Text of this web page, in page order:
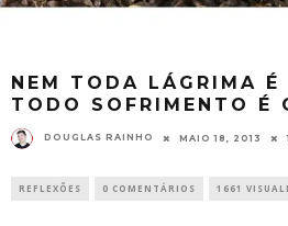
NEM TODA LÁGRIMA É
TODO SOFRIMENTO É
DOUGLAS RAINHO MAIO 18, 2013
REFLEXÕES 0 COMENTÁRIOS 1661